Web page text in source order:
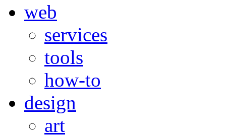
web
services
tools
how-to
design
art